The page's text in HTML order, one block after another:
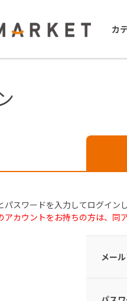
カ
パスワードを入力してログイン
カウントをお持ちの方は、同
メー